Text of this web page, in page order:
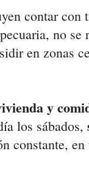
contar con
no se
en zonas
y
los sábados,
constante,